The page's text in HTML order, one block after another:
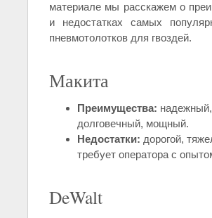
материале мы расскажем о
и недостатках самых
пневмотолотков для гвоздей.
Макита
Преимущества: надежный,
долговечный, мощный.
Недостатки: дорогой,
требует оператора с
DeWalt